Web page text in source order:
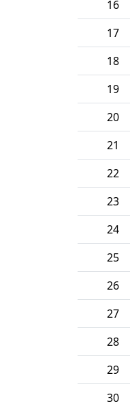
16
17
18
19
20
21
22
23
24
25
26
27
28
29
30